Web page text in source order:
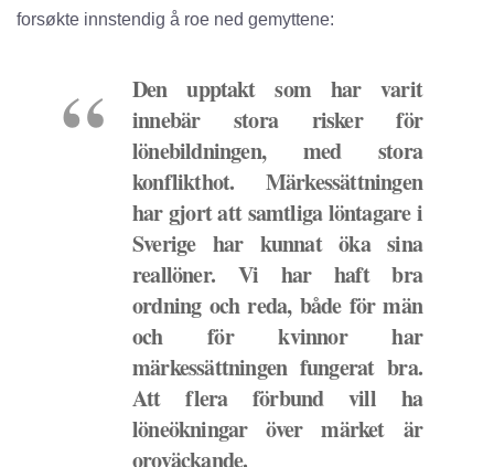
forsøkte innstendig å roe ned gemyttene:
Den upptakt som har varit
innebär stora risker för
lönebildningen, med stora
konflikthot. Märkessättningen
har gjort att samtliga löntagare i
Sverige har kunnat öka sina
reallöner. Vi har haft bra
ordning och reda, både för män
och för kvinnor har
märkessättningen fungerat bra.
Att flera förbund vill ha
löneökningar över märket är
oroväckande.